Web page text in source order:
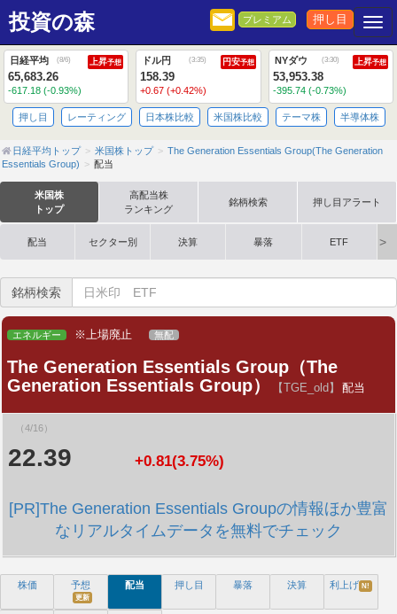
投資の森 プレミアム 押し目
日経平均 (8/6) 上昇予想
65,683.26
-617.18 (-0.93%)
ドル円 (3:35) 円安予想
158.39
+0.67 (+0.42%)
NYダウ (3:30) 上昇予想
53,953.38
-395.74 (-0.73%)
押し目 レーティング 日本株比較 米国株比較 テーマ株 半導体株
日経平均トップ 米国株トップ
The Generation Essentials Group(The Generation
Essentials Group)
配当
米国株
トップ
高配当株
ランキング
銘柄検索 押し目アラート
配当 セクター別 決算 暴落 ETF
銘柄検索
エネルギー ※上場廃止 無配
The Generation Essentials Group（The
Generation Essentials Group）
【TGE_old】 配当
（4/16）
22.39 +0.81(3.75%)
[PR]The Generation Essentials Groupの情報ほか豊富
なリアルタイムデータを無料でチェック
株価 予想
更新
配当 押し目 暴落 決算 利上げ N!